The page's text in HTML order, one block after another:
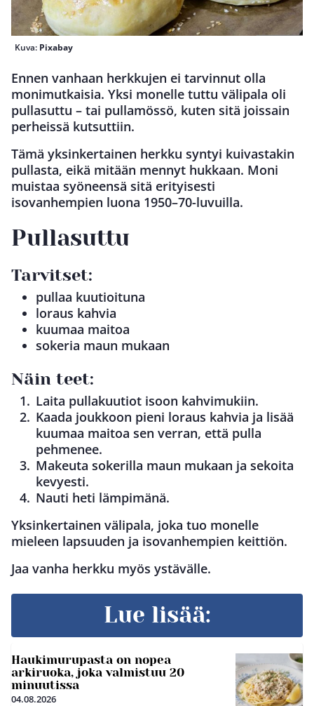
Kuva: Pixabay
Ennen vanhaan herkkujen ei tarvinnut olla
monimutkaisia. Yksi monelle tuttu välipala oli
pullasuttu – tai pullamössö, kuten sitä joissain
perheissä kutsuttiin.
Tämä yksinkertainen herkku syntyi kuivastakin
pullasta, eikä mitään mennyt hukkaan. Moni
muistaa syöneensä sitä erityisesti
isovanhempien luona 1950–70-luvuilla.
Pullasuttu
Tarvitset:
pullaa kuutioituna
loraus kahvia
kuumaa maitoa
sokeria maun mukaan
Näin teet:
Laita pullakuutiot isoon kahvimukiin.
Kaada joukkoon pieni loraus kahvia ja lisää
kuumaa maitoa sen verran, että pulla
pehmenee.
Makeuta sokerilla maun mukaan ja sekoita
kevyesti.
Nauti heti lämpimänä.
Yksinkertainen välipala, joka tuo monelle
mieleen lapsuuden ja isovanhempien keittiön.
Jaa vanha herkku myös ystävälle.
Lue lisää:
Haukimurupasta on nopea
arkiruoka, joka valmistuu 20
minuutissa
04.08.2026